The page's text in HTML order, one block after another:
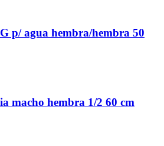
p/ agua hembra/hembra 50
macho hembra 1/2 60 cm